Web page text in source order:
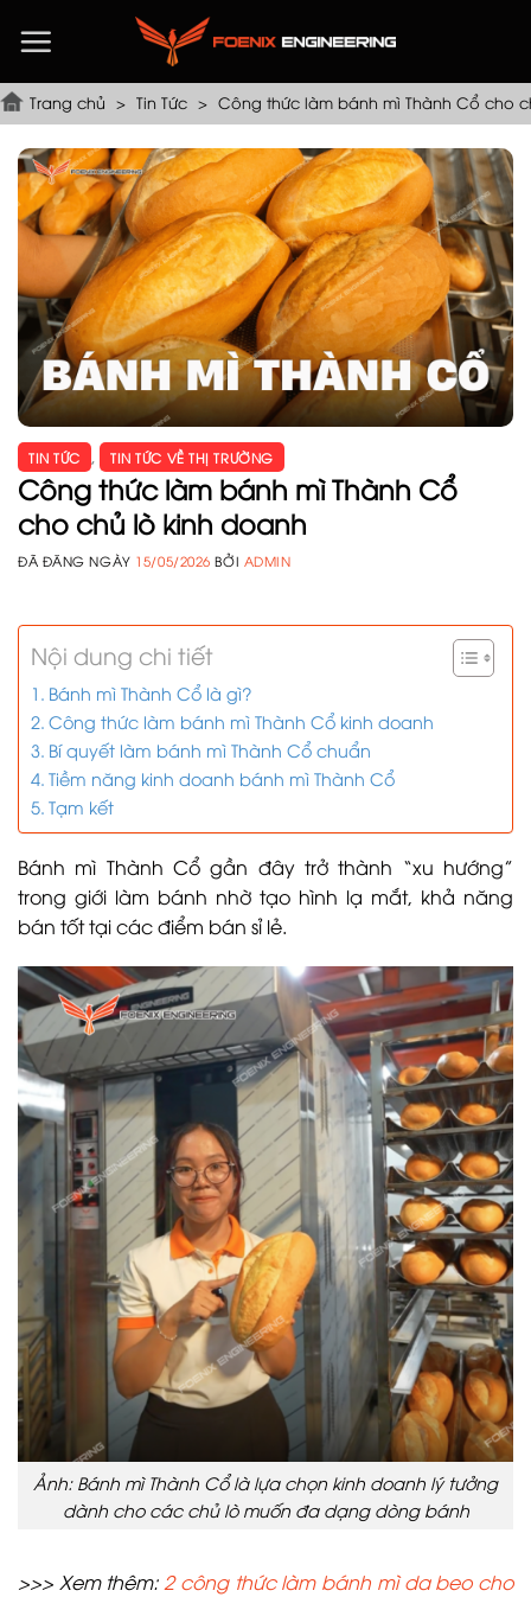
đến
dungTrang chủ > Tin Tức > Công thức làm bánh mì Thành Cổ cho
TIN TỨC , TIN TỨC VỀ THỊ TRƯỜNG
Công thức làm bánh mì Thành Cổ
cho chủ lò kinh doanh
ĐÃ ĐĂNG NGÀY 15/05/2026 BỞI ADMIN
Nội dung chi tiết
Bánh mì Thành Cổ là gì?
Công thức làm bánh mì Thành Cổ kinh doanh
Bí quyết làm bánh mì Thành Cổ chuẩn
Tiềm năng kinh doanh bánh mì Thành Cổ
Tạm kết
Bánh mì Thành Cổ gần đây trở thành “xu hướng”
trong giới làm bánh nhờ tạo hình lạ mắt, khả năng
bán tốt tại các điểm bán sỉ lẻ.
Ảnh: Bánh mì Thành Cổ là lựa chọn kinh doanh lý tưởng
dành cho các chủ lò muốn đa dạng dòng bánh
>>> Xem thêm: 2 công thức làm bánh mì da beo cho